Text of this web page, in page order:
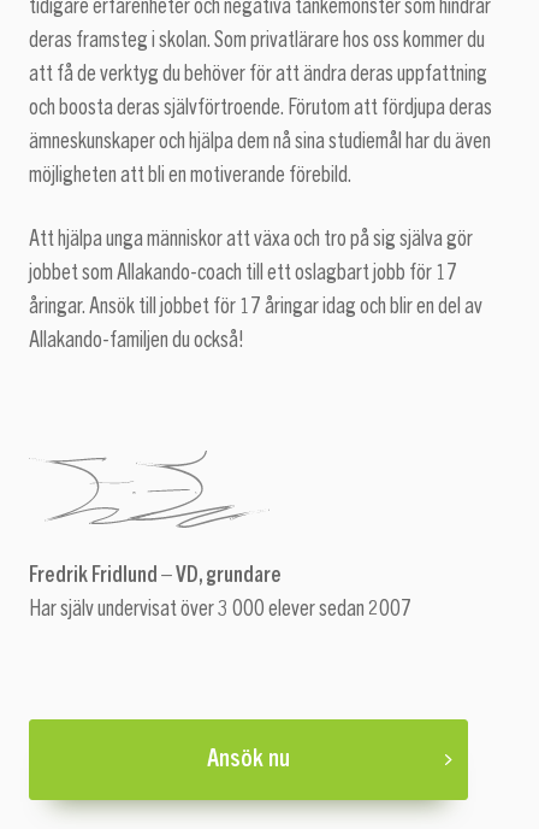
tidigare erfarenheter och negativa tankemönster som hindrar
deras framsteg i skolan. Som privatlärare hos oss kommer du
att få de verktyg du behöver för att ändra deras uppfattning
och boosta deras självförtroende. Förutom att fördjupa deras
ämneskunskaper och hjälpa dem nå sina studiemål har du även
möjligheten att bli en motiverande förebild.
Att hjälpa unga människor att växa och tro på sig själva gör
jobbet som Allakando-coach till ett oslagbart jobb för 17
åringar. Ansök till jobbet för 17 åringar idag och blir en del av
Allakando-familjen du också!
Fredrik Fridlund – VD, grundare
Har själv undervisat över 3 000 elever sedan 2007
Ansök nu